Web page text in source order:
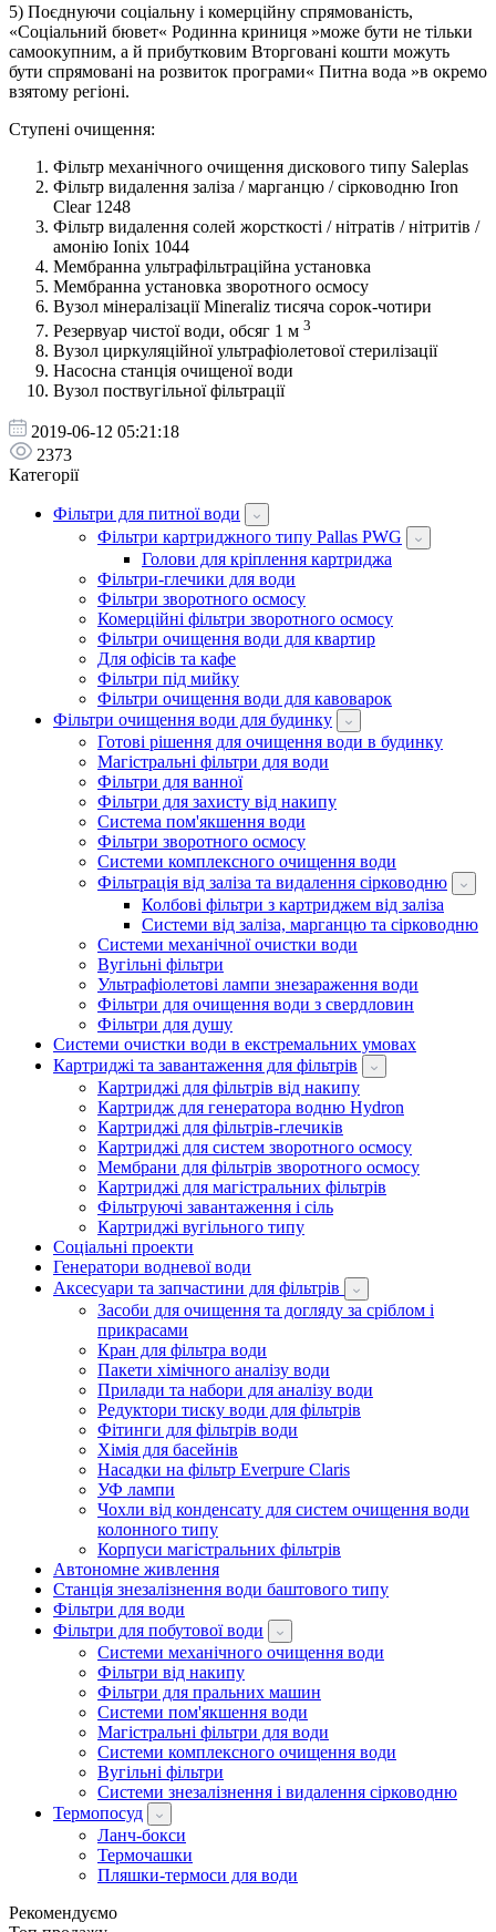
5) Поєднуючи соціальну і комерційну спрямованість,
«Соціальний бювет« Родинна криниця »може бути не тільки
самоокупним, а й прибутковим Вторговані кошти можуть
бути спрямовані на розвиток програми« Питна вода »в окремо
взятому регіоні.
Ступені очищення:
Фільтр механічного очищення дискового типу Saleplas
Фільтр видалення заліза / марганцю / сірководню Iron
Clear 1248
Фільтр видалення солей жорсткості / нітратів / нітритів /
амонію Ionix 1044
Мембранна ультрафільтраційна установка
Мембранна установка зворотного осмосу
Вузол мінералізації Mineraliz тисяча сорок-чотири
Резервуар чистої води, обсяг 1 м 3
Вузол циркуляційної ультрафіолетової стерилізації
Насосна станція очищеної води
Вузол поствугільної фільтрації
2019-06-12 05:21:18
2373
Категорії
Фільтри для питної води
Фільтри картриджного типу Pallas PWG
Голови для кріплення картриджа
Фільтри-глечики для води
Фільтри зворотного осмосу
Комерційні фільтри зворотного осмосу
Фільтри очищення води для квартир
Для офісів та кафе
Фільтри під мийку
Фільтри очищення води для кавоварок
Фільтри очищення води для будинку
Готові рішення для очищення води в будинку
Магістральні фільтри для води
Фільтри для ванної
Фільтри для захисту від накипу
Система пом'якшення води
Фільтри зворотного осмосу
Системи комплексного очищення води
Фільтрація від заліза та видалення сірководню
Колбові фільтри з картриджем від заліза
Системи від заліза, марганцю та сірководню
Системи механічної очистки води
Вугільні фільтри
Ультрафіолетові лампи знезараження води
Фільтри для очищення води з свердловин
Фільтри для душу
Системи очистки води в екстремальних умовах
Картриджі та завантаження для фільтрів
Картриджі для фільтрів від накипу
Картридж для генератора водню Hydron
Картриджі для фільтрів-глечиків
Картриджі для систем зворотного осмосу
Мембрани для фільтрів зворотного осмосу
Картриджі для магістральних фільтрів
Фільтруючі завантаження і сіль
Картриджі вугільного типу
Соціальні проекти
Генератори водневої води
Аксесуари та запчастини для фільтрів
Засоби для очищення та догляду за сріблом і
прикрасами
Кран для фільтра води
Пакети хімічного аналізу води
Прилади та набори для аналізу води
Редуктори тиску води для фільтрів
Фітинги для фільтрів води
Хімія для басейнів
Насадки на фільтр Everpure Claris
УФ лампи
Чохли від конденсату для систем очищення води
колонного типу
Корпуси магістральних фільтрів
Автономне живлення
Станція знезалізнення води баштового типу
Фільтри для води
Фільтри для побутової води
Системи механічного очищення води
Фільтри від накипу
Фільтри для пральних машин
Системи пом'якшення води
Магістральні фільтри для води
Системи комплексного очищення води
Вугільні фільтри
Системи знезалізнення і видалення сірководню
Термопосуд
Ланч-бокси
Термочашки
Пляшки-термоси для води
Рекомендуємо